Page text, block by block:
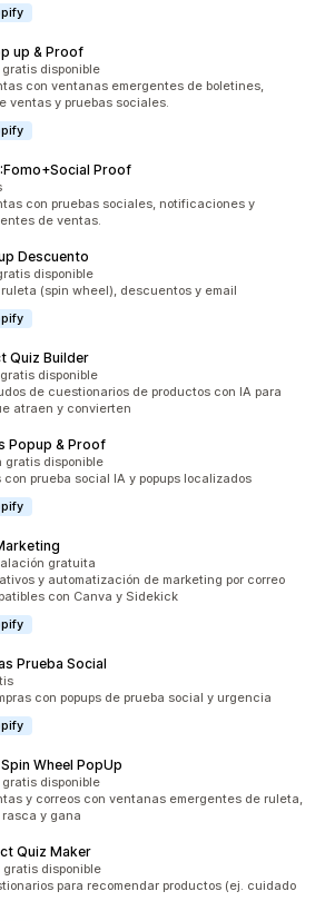
up & Proof
gratis disponible
con ventanas emergentes de boletines,
ventas y pruebas sociales.
Proof
con pruebas sociales, notificaciones y
de ventas.
Descuento
disponible
(spin wheel), descuentos y email
Quiz Builder
disponible
de cuestionarios de productos con IA para
atraen y convierten
Popup & Proof
gratis disponible
prueba social IA y popups localizados
total
gratuita
y automatización de marketing por correo
con Canva y Sidekick
Prueba Social
con popups de prueba social y urgencia
Wheel PopUp
gratis disponible
y correos con ventanas emergentes de ruleta,
y gana
Quiz Maker
gratis disponible
para recomendar productos (ej. cuidado